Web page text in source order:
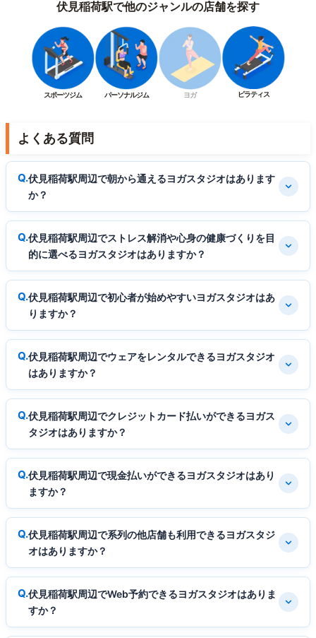
伏見稲荷駅で他のジャンルの店舗を探す
スポーツジム パーソナルジム ヨガ ピラティス
よくある質問
伏見稲荷駅周辺で朝から通えるヨガスタジオはあります
か？
伏見稲荷駅周辺でストレス解消や心身の健康づくりを目
的に選べるヨガスタジオはありますか？
伏見稲荷駅周辺で初心者が始めやすいヨガスタジオはあ
りますか？
伏見稲荷駅周辺でウェアをレンタルできるヨガスタジオ
はありますか？
伏見稲荷駅周辺でクレジットカード払いができるヨガス
タジオはありますか？
伏見稲荷駅周辺で現金払いができるヨガスタジオはあり
ますか？
伏見稲荷駅周辺で系列の他店舗も利用できるヨガスタジ
オはありますか？
伏見稲荷駅周辺でWeb予約できるヨガスタジオはありま
すか？